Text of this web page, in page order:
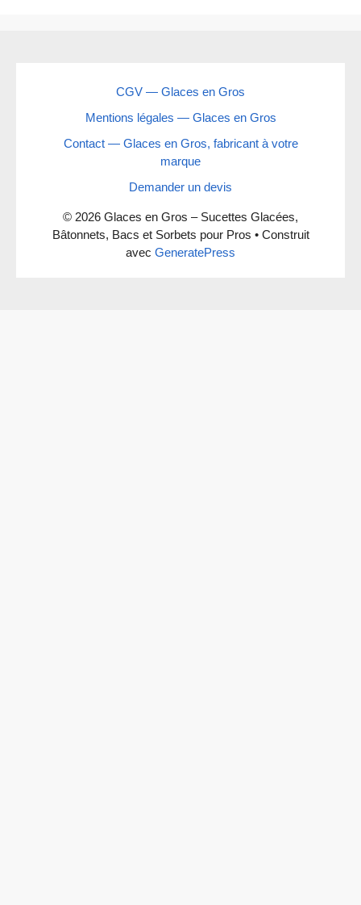
CGV — Glaces en Gros
Mentions légales — Glaces en Gros
Contact — Glaces en Gros, fabricant à votre
marque
Demander un devis
© 2026 Glaces en Gros – Sucettes Glacées,
Bâtonnets, Bacs et Sorbets pour Pros • Construit
avec GeneratePress